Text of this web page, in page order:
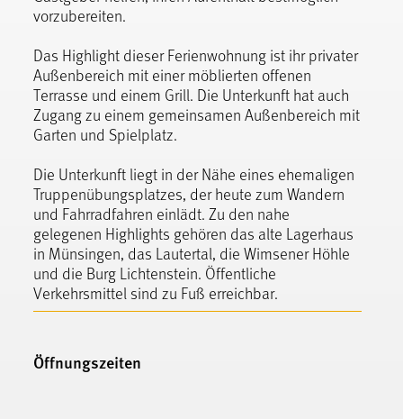
vorzubereiten.
Das Highlight dieser Ferienwohnung ist ihr privater
Außenbereich mit einer möblierten offenen
Terrasse und einem Grill. Die Unterkunft hat auch
Zugang zu einem gemeinsamen Außenbereich mit
Garten und Spielplatz.
Die Unterkunft liegt in der Nähe eines ehemaligen
Truppenübungsplatzes, der heute zum Wandern
und Fahrradfahren einlädt. Zu den nahe
gelegenen Highlights gehören das alte Lagerhaus
in Münsingen, das Lautertal, die Wimsener Höhle
und die Burg Lichtenstein. Öffentliche
Verkehrsmittel sind zu Fuß erreichbar.
Öffnungszeiten